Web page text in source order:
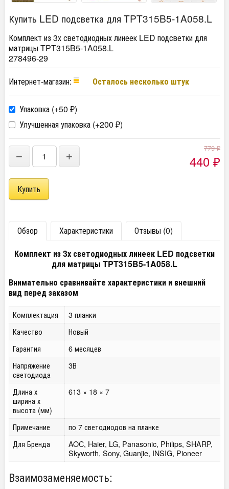
Купить LED подсветка для TPT315B5-1A058.L
Комплект из 3х светодиодных линеек LED подсветки для
матрицы TPT315B5-1A058.L
278496-29
Интернет-магазин:
Осталось несколько штук
Упаковка (+50 ₽)
Улучшенная упаковка (+200 ₽)
− +
779₽
440 ₽
Обзор Характеристики
Отзывы (0)
Комплект из 3х светодиодных линеек LED подсветки
для матрицы TPT315B5-1A058.L
Внимательно сравнивайте характеристики и внешний
вид перед заказом
Комплектация
3 планки
Качество
Новый
Гарантия
6 месяцев
Напряжение
светодиода
3В
Длина х
ширина х
высота (мм)
613 × 18 × 7
Примечание
по 7 светодиодов на планке
Для Бренда
AOC, Haier, LG, Panasonic, Philips, SHARP,
Skyworth, Sony, Guanjie, INSIG, Pioneer
Взаимозаменяемость: